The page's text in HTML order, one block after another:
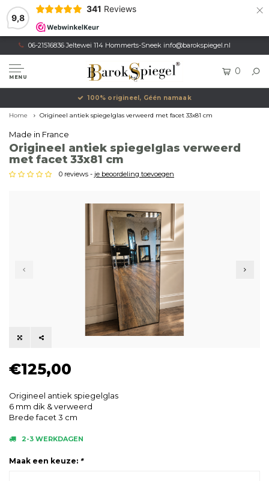
9,8
341 Reviews ×
06-21516836 Jeltewei 114 Hommerts-Sneek info@barokspiegel.nl
MENU
0
100% origineel, Géén namaak
Home Origineel antiek spiegelglas verweerd met facet 33x81 cm
Made in France
Origineel antiek spiegelglas verweerd
met facet 33x81 cm
0 reviews - je beoordeling toevoegen
€125,00
Origineel antiek spiegelglas
6 mm dik & verweerd
Brede facet 3 cm
2-3 WERKDAGEN
Maak een keuze: *